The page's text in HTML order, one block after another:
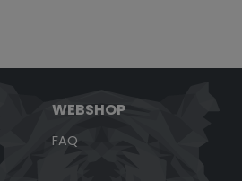
WEBSHOP
FAQ